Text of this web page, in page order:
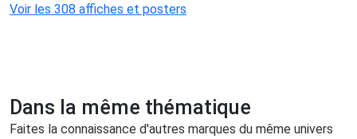
Voir les 308 affiches et posters
Dans la même thématique
Faites la connaissance d'autres marques du même univers